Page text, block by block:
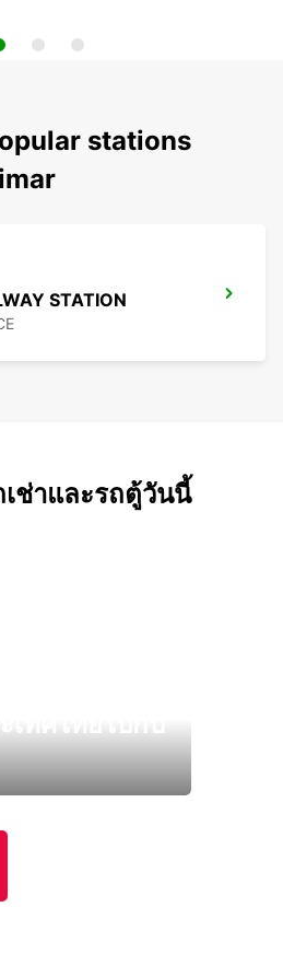
stations
STATION
เช่าและรถตู้วันนี้